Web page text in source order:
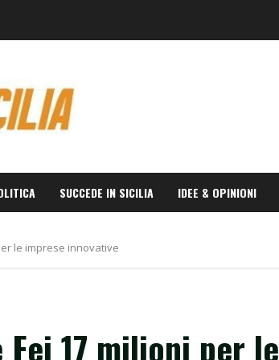
SUCCEDE IN SICILIA IDEE & OPINIONI
le imprese innovative
17 milioni per le